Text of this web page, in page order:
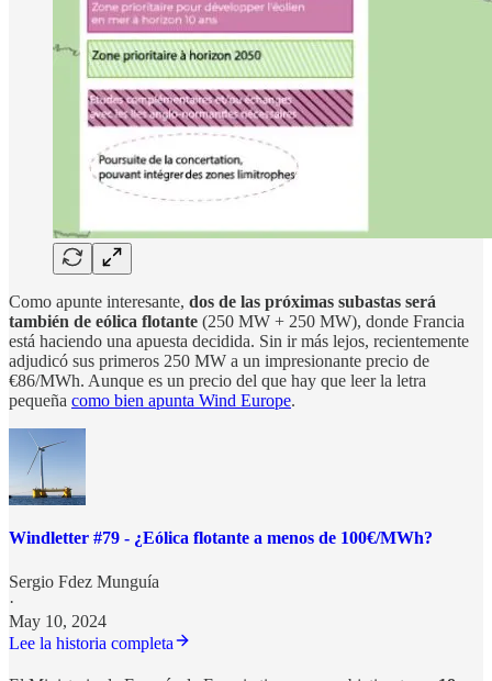
Como apunte interesante, dos de las próximas subastas será
también de eólica flotante (250 MW + 250 MW), donde Francia
está haciendo una apuesta decidida. Sin ir más lejos, recientemente
adjudicó sus primeros 250 MW a un impresionante precio de
€86/MWh. Aunque es un precio del que hay que leer la letra
pequeña como bien apunta Wind Europe.
Windletter #79 - ¿Eólica flotante a menos de 100€/MWh?
Sergio Fdez Munguía
·
May 10, 2024
Lee la historia completa